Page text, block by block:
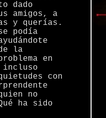
dado
amigos, a
y querías.
podía
la
en
incluso
con
no
ha sido